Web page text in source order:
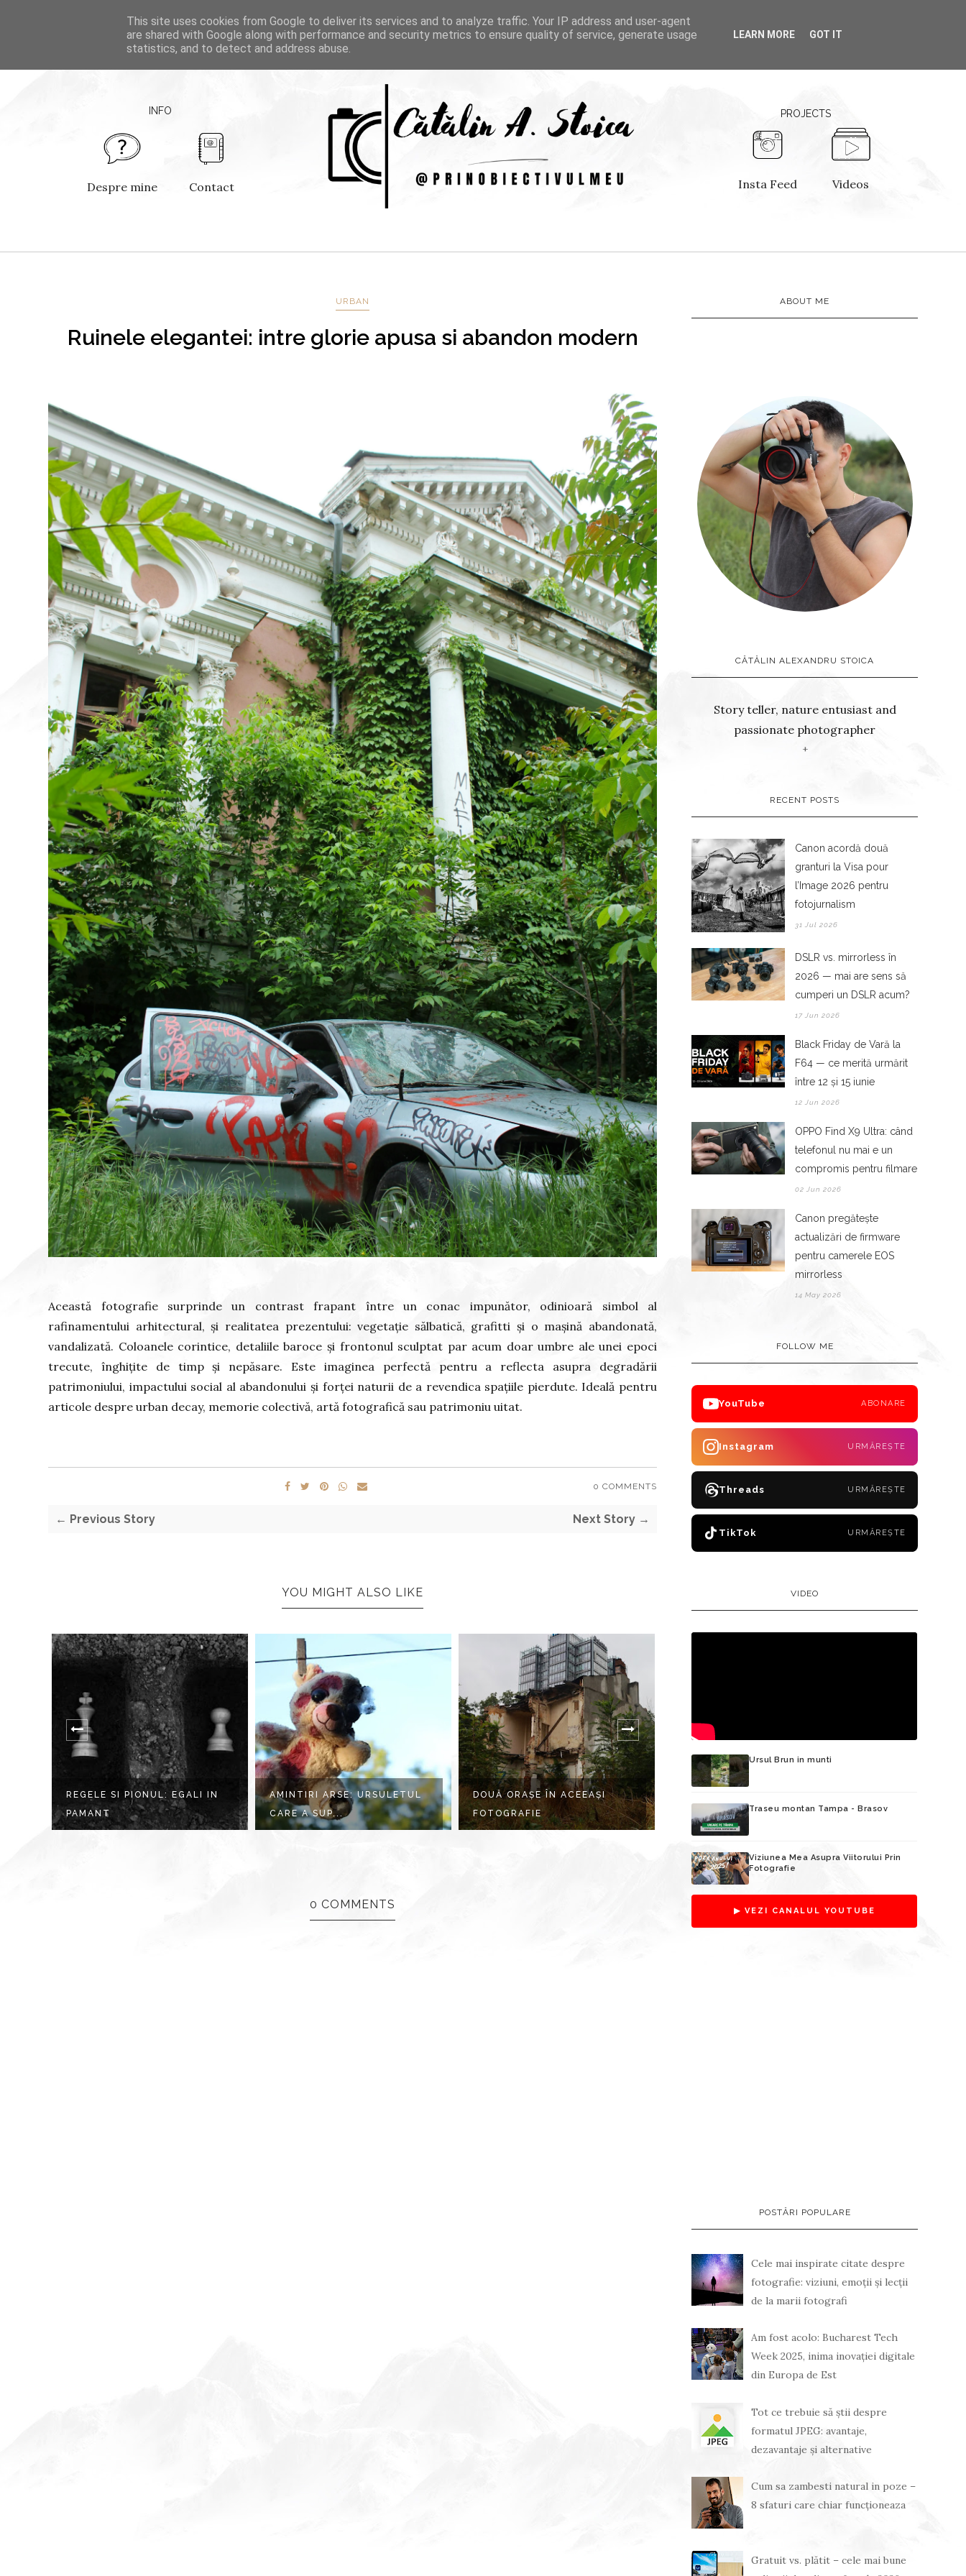
HOME PORTOFOLIU BLOG
INFO
Despre mine Contact
PROJECTS
Insta Feed Videos
URBAN
Ruinele elegantei: intre glorie apusa si abandon modern
Această fotografie surprinde un contrast frapant între un conac impunător, odinioară simbol al
rafinamentului arhitectural, și realitatea prezentului: vegetație sălbatică, grafitti și o mașină abandonată,
vandalizată. Coloanele corintice, detaliile baroce și frontonul sculptat par acum doar umbre ale unei epoci
trecute, înghițite de timp și nepăsare. Este imaginea perfectă pentru a reflecta asupra degradării
patrimoniului, impactului social al abandonului și forței naturii de a revendica spațiile pierdute. Ideală pentru
articole despre urban decay, memorie colectivă, artă fotografică sau patrimoniu uitat.
0 COMMENTS
← Previous Story Next Story →
YOU MIGHT ALSO LIKE
AMINTIRI ARSE: URSULETUL
CARE A SUP...
DOUĂ ORAȘE ÎN ACEEAȘI
FOTOGRAFIE
SPIRALA UITARII UITATELE SCARI SPRE CER
0 COMMENTS
ABOUT ME
CĂTĂLIN ALEXANDRU STOICA
Story teller, nature entusiast and
passionate photographer
+
RECENT POSTS
Canon acordă două
granturi la Visa pour
l’Image 2026 pentru
fotojurnalism
31 Jul 2026
DSLR vs. mirrorless în
2026 — mai are sens să
cumperi un DSLR acum?
17 Jun 2026
Black Friday de Vară la
F64 — ce merită urmărit
între 12 și 15 iunie
12 Jun 2026
OPPO Find X9 Ultra: când
telefonul nu mai e un
compromis pentru filmare
02 Jun 2026
Canon pregătește
actualizări de firmware
pentru camerele EOS
mirrorless
14 May 2026
FOLLOW ME
YouTube ABONARE
Instagram URMĂREȘTE
Threads URMĂREȘTE
TikTok URMĂREȘTE
VIDEO
Ursul Brun in munti
Traseu montan Tampa - Brasov
Viziunea Mea Asupra Viitorului Prin
Fotografie
▶ VEZI CANALUL YOUTUBE
POSTĂRI POPULARE
Cele mai inspirate citate despre
fotografie: viziuni, emoții și lecții
de la marii fotografi
Am fost acolo: Bucharest Tech
Week 2025, inima inovației digitale
din Europa de Est
Tot ce trebuie să știi despre
formatul JPEG: avantaje,
dezavantaje și alternative
Cum sa zambesti natural in poze –
8 sfaturi care chiar funcționeaza
Gratuit vs. plătit – cele mai bune
This site uses cookies from Google to deliver its services and to analyze traffic. Your IP address and user-agent
are shared with Google along with performance and security metrics to ensure quality of service, generate usage
statistics, and to detect and address abuse.
LEARN MORE GOT IT